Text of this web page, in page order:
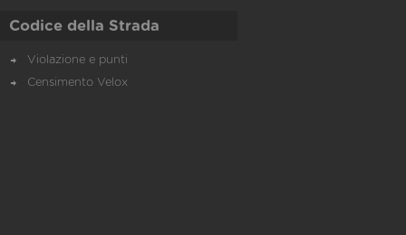
Codice della Strada
Violazione e punti
Censimento Velox